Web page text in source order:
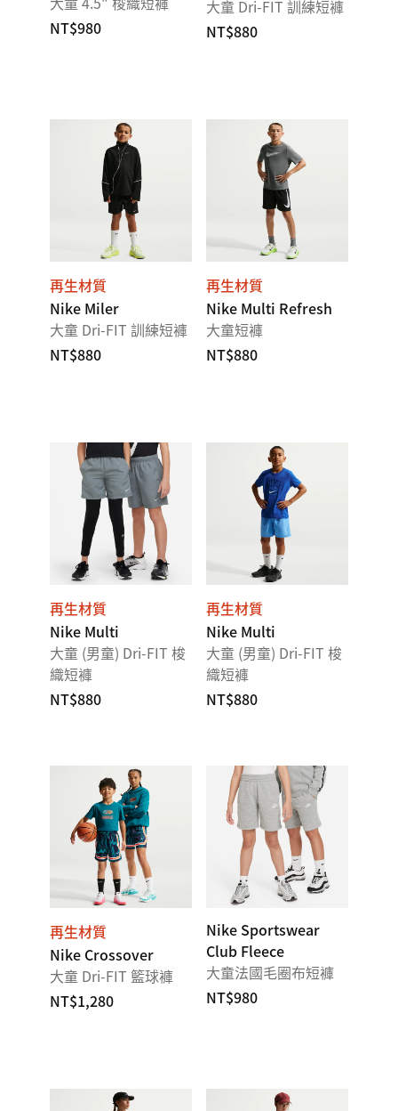
NT$980
大童 Dri-FIT 訓練短褲
NT$880
再生材質
Nike Miler
大童 Dri-FIT 訓練短褲
NT$880
再生材質
Nike Multi Refresh
大童短褲
NT$880
再生材質
Nike Multi
大童 (男童) Dri-FIT 梭
織短褲
NT$880
再生材質
Nike Multi
大童 (男童) Dri-FIT 梭
織短褲
NT$880
再生材質
Nike Crossover
大童 Dri-FIT 籃球褲
NT$1,280
Nike Sportswear
Club Fleece
大童法國毛圈布短褲
NT$980